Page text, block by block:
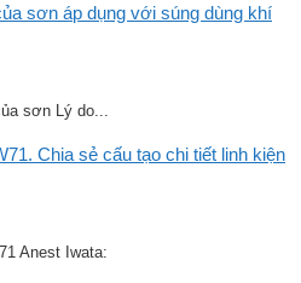
sơn áp dụng với súng dùng khí
sơn Lý do...
Chia sẻ cấu tạo chi tiết linh kiện
Anest Iwata: